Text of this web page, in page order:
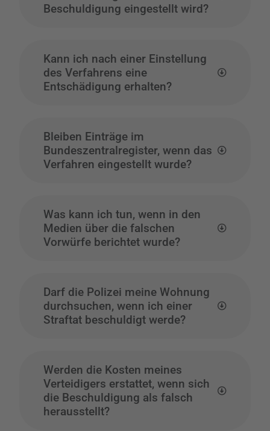
Beschuldigung eingestellt wird?
Kann ich nach einer Einstellung
des Verfahrens eine
Entschädigung erhalten?
Bleiben Einträge im
Bundeszentralregister, wenn das
Verfahren eingestellt wurde?
Was kann ich tun, wenn in den
Medien über die falschen
Vorwürfe berichtet wurde?
Darf die Polizei meine Wohnung
durchsuchen, wenn ich einer
Straftat beschuldigt werde?
Werden die Kosten meines
Verteidigers erstattet, wenn sich
die Beschuldigung als falsch
herausstellt?